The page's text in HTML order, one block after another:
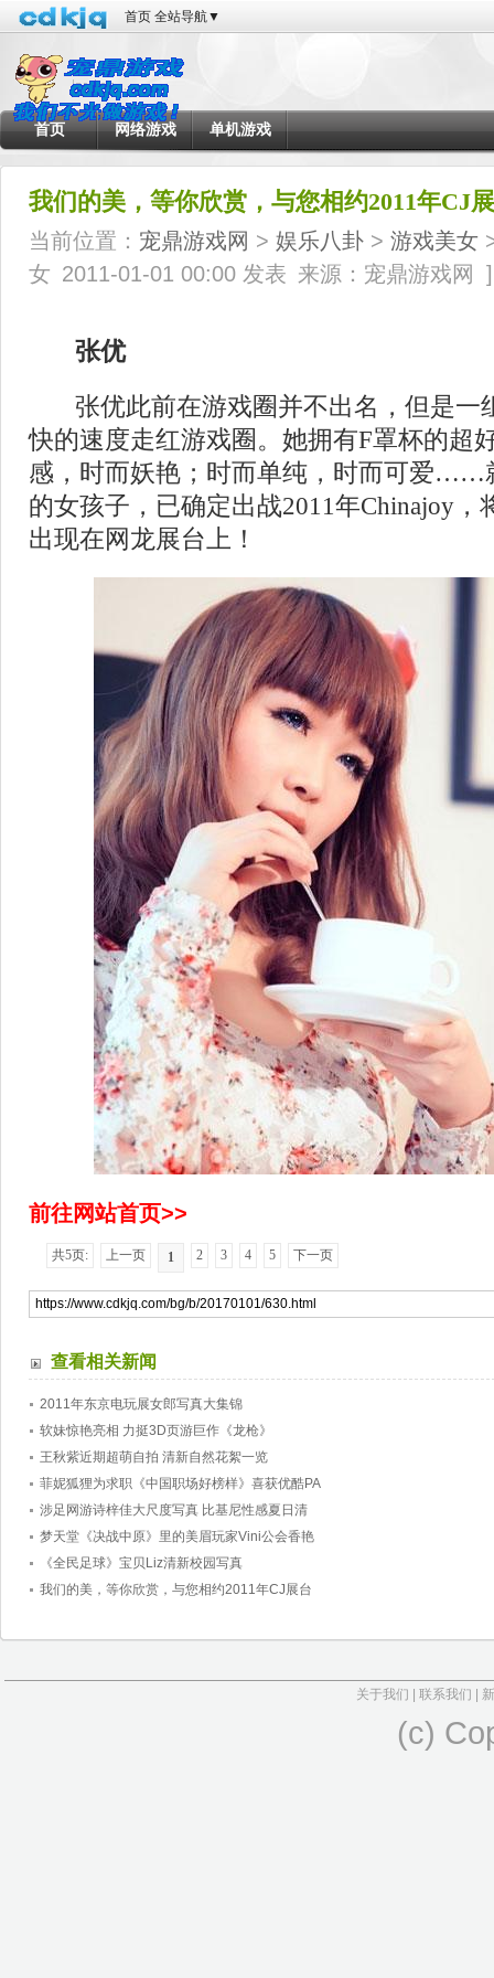
首页 全站导航▼
首页 网络游戏 单机游戏
我们的美，等你欣赏，与您相约2011年CJ
当前位置： 宠鼎游戏网 > 娱乐八卦 > 游戏美女
女 2011-01-01 00:00 发表 来源：宠鼎游戏网 ]
张优
张优此前在游戏圈并不出名，但是一
快的速度走红游戏圈。她拥有F罩杯的超
感，时而妖艳；时而单纯，时而可爱……
的女孩子，已确定出战2011年Chinajoy，
出现在网龙展台上！
前往网站首页>>
共5页: 上一页 1 2 3 4 5 下一页
查看相关新闻
2011年东京电玩展女郎写真大集锦
软妹惊艳亮相 力挺3D页游巨作《龙枪》
王秋紫近期超萌自拍 清新自然花絮一览
菲妮狐狸为求职《中国职场好榜样》喜获优酷PA
涉足网游诗梓佳大尺度写真 比基尼性感夏日清
梦天堂《决战中原》里的美眉玩家Vini公会香艳
《全民足球》宝贝Liz清新校园写真
我们的美，等你欣赏，与您相约2011年CJ展台
关于我们 联系我们
(c)